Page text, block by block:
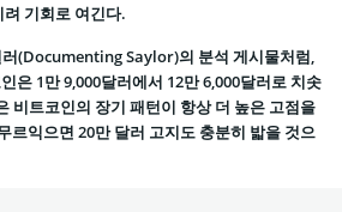
기회로 여긴다.
러(Documenting Saylor)의 분석 게시물처럼,
은 1만 9,000달러에서 12만 6,000달러로 치솟
비트코인의 장기 패턴이 항상 더 높은 고점을
르익으면 20만 달러 고지도 충분히 밟을 것으